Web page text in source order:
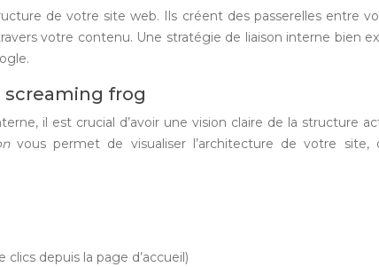
de votre site web. Ils créent des passerelles entre
votre contenu. Une stratégie de liaison interne bien
screaming frog
il est crucial d’avoir une vision claire de la structure
vous permet de visualiser l’architecture de votre
depuis la page d’accueil)